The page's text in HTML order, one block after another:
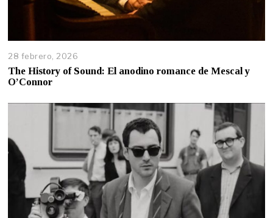
28 febrero, 2026
The History of Sound: El anodino romance de Mescal y
O’Connor